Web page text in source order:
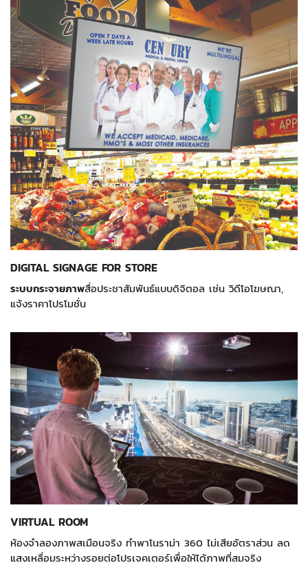
DIGITAL SIGNAGE FOR STORE
ระบบกระจายภาพสื่อประชาสัมพันธ์แบบดิจิตอล เช่น วิดีโอโฆษณา,
แจ้งราคาโปรโมชั่น
VIRTUAL ROOM
ห้องจำลองภาพสเมือนจริง ทำพาโนราม่า 360 ไม่เสียอัตราส่วน ลด
แสงเหลื่อมระหว่างรอยต่อโปรเจคเตอร์เพื่อให้ได้ภาพที่สมจริง